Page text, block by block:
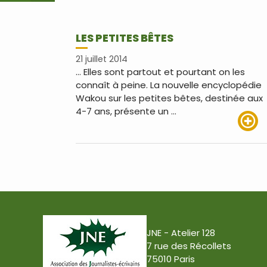
LES PETITES BÊTES
21 juillet 2014
… Elles sont partout et pourtant on les
connaît à peine. La nouvelle encyclopédie
Wakou sur les petites bêtes, destinée aux
4-7 ans, présente un …
JNE - Atelier 128
7 rue des Récollets
75010 Paris